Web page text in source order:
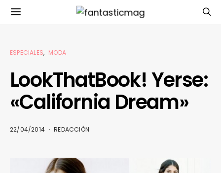
ESPECIALES MODA
LookThatBook! Yerse:
«California Dream»
22/04/2014 REDACCIÓN